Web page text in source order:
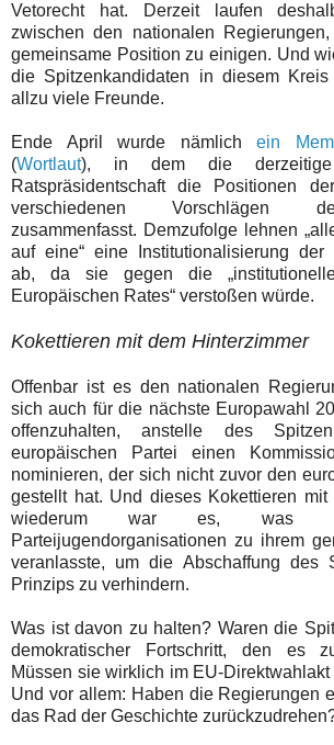
Vetorecht hat. Derzeit laufen
zwischen den nationalen
gemeinsame Position zu einigen. Und
die Spitzenkandidaten in diesem
allzu viele Freunde.
Ende April wurde nämlich ein
(Wortlaut), in dem die derzeitige
Ratspräsidentschaft die Positionen
verschiedenen Vorschlägen
zusammenfasst. Demzufolge lehnen
auf eine“ eine Institutionalisierung der
ab, da sie gegen die
Europäischen Rates“ verstoßen würde.
Kokettieren mit dem Hinterzimmer
Offenbar ist es den nationalen
sich auch für die nächste Europawahl
offenzuhalten, anstelle des
europäischen Partei einen
nominieren, der sich nicht zuvor den
gestellt hat. Und dieses Kokettieren mit
wiederum war es, was
Parteijugendorganisationen zu ihrem
veranlasste, um die Abschaffung des
Prinzips zu verhindern.
Was ist davon zu halten? Waren die
demokratischer Fortschritt, den es
Müssen sie wirklich im EU-
Und vor allem: Haben die Regierungen
das Rad der Geschichte zurückzudrehen